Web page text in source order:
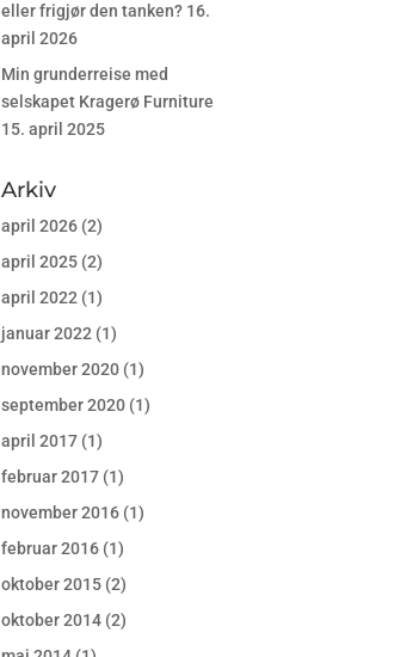
eller frigjør den tanken? 16.
april 2026
Min grunderreise med
selskapet Kragerø Furniture
15. april 2025
Arkiv
april 2026 (2)
april 2025 (2)
april 2022 (1)
januar 2022 (1)
november 2020 (1)
september 2020 (1)
april 2017 (1)
februar 2017 (1)
november 2016 (1)
februar 2016 (1)
oktober 2015 (2)
oktober 2014 (2)